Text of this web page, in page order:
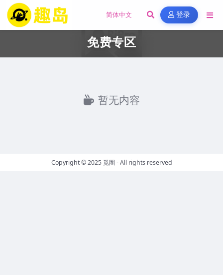
登录
免费专区
暂无内容
Copyright © 2025 觅圈 - All rights reserved